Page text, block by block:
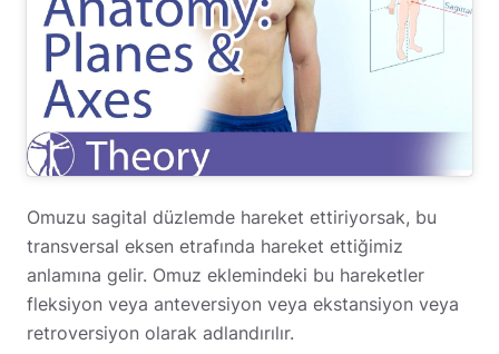
Omuzu sagital düzlemde hareket ettiriyorsak, bu
transversal eksen etrafında hareket ettiğimiz
anlamına gelir. Omuz eklemindeki bu hareketler
fleksiyon veya anteversiyon veya ekstansiyon veya
retroversiyon olarak adlandırılır.